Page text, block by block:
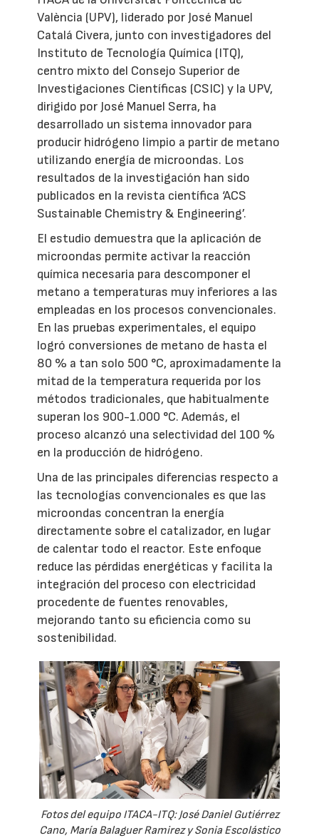
València (UPV), liderado por José Manuel
Catalá Civera, junto con investigadores del
Instituto de Tecnología Química (ITQ),
centro mixto del Consejo Superior de
Investigaciones Científicas (CSIC) y la UPV,
dirigido por José Manuel Serra, ha
desarrollado un sistema innovador para
producir hidrógeno limpio a partir de metano
utilizando energía de microondas. Los
resultados de la investigación han sido
publicados en la revista científica ‘ACS
Sustainable Chemistry & Engineering’.
El estudio demuestra que la aplicación de
microondas permite activar la reacción
química necesaria para descomponer el
metano a temperaturas muy inferiores a las
empleadas en los procesos convencionales.
En las pruebas experimentales, el equipo
logró conversiones de metano de hasta el
80 % a tan solo 500 °C, aproximadamente la
mitad de la temperatura requerida por los
métodos tradicionales, que habitualmente
superan los 900-1.000 °C. Además, el
proceso alcanzó una selectividad del 100 %
en la producción de hidrógeno.
Una de las principales diferencias respecto a
las tecnologías convencionales es que las
microondas concentran la energía
directamente sobre el catalizador, en lugar
de calentar todo el reactor. Este enfoque
reduce las pérdidas energéticas y facilita la
integración del proceso con electricidad
procedente de fuentes renovables,
mejorando tanto su eficiencia como su
sostenibilidad.
Fotos del equipo ITACA-ITQ: José Daniel Gutiérrez
Cano, María Balaguer Ramirez y Sonia Escolástico